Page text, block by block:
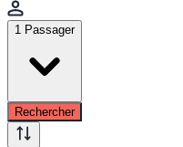
1 Passager
Rechercher